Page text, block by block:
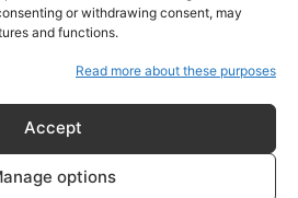
or withdrawing consent, may
and functions.
Read more about these purposes
Accept
options
ALLEANZA
contro Comunismo e
la guerra
del Novecento che...